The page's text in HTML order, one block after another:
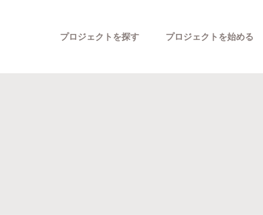
プロジェクトを探す プロジェクトを始める